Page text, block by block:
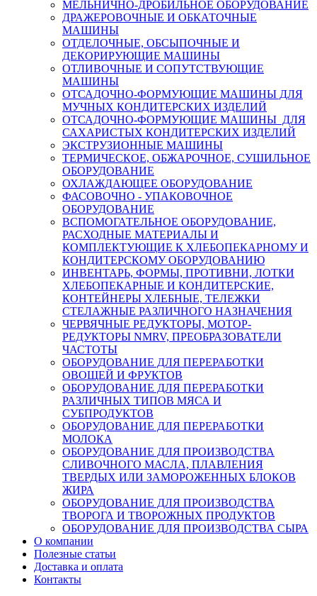
МЕЛЬНИЧНО-ДРОБИЛЬНОЕ ОБОРУДОВАНИЕ
ДРАЖЕРОВОЧНЫЕ И ОБКАТОЧНЫЕ
МАШИНЫ
ОТДЕЛОЧНЫЕ, ОБСЫПОЧНЫЕ И
ДЕКОРИРУЮЩИЕ МАШИНЫ
ОТЛИВОЧНЫЕ И СОПУТСТВУЮЩИЕ
МАШИНЫ
ОТСАДОЧНО-ФОРМУЮЩИЕ МАШИНЫ ДЛЯ
МУЧНЫХ КОНДИТЕРСКИХ ИЗДЕЛИЙ
ОТСАДОЧНО-ФОРМУЮЩИЕ МАШИНЫ ДЛЯ
САХАРИСТЫХ КОНДИТЕРСКИХ ИЗДЕЛИЙ
ЭКСТРУЗИОННЫЕ МАШИНЫ
ТЕРМИЧЕСКОЕ, ОБЖАРОЧНОЕ, СУШИЛЬНОЕ
ОБОРУДОВАНИЕ
ОХЛАЖДАЮЩЕЕ ОБОРУДОВАНИЕ
ФАСОВОЧНО - УПАКОВОЧНОЕ
ОБОРУДОВАНИЕ
ВСПОМОГАТЕЛЬНОЕ ОБОРУДОВАНИЕ,
РАСХОДНЫЕ МАТЕРИАЛЫ И
КОМПЛЕКТУЮЩИЕ К ХЛЕБОПЕКАРНОМУ И
КОНДИТЕРСКОМУ ОБОРУДОВАНИЮ
ИНВЕНТАРЬ, ФОРМЫ, ПРОТИВНИ, ЛОТКИ
ХЛЕБОПЕКАРНЫЕ И КОНДИТЕРСКИЕ,
КОНТЕЙНЕРЫ ХЛЕБНЫЕ, ТЕЛЕЖКИ
СТЕЛАЖНЫЕ РАЗЛИЧНОГО НАЗНАЧЕНИЯ
ЧЕРВЯЧНЫЕ РЕДУКТОРЫ, МОТОР-
РЕДУКТОРЫ NMRV, ПРЕОБРАЗОВАТЕЛИ
ЧАСТОТЫ
ОБОРУДОВАНИЕ ДЛЯ ПЕРЕРАБОТКИ
ОВОЩЕЙ И ФРУКТОВ
ОБОРУДОВАНИЕ ДЛЯ ПЕРЕРАБОТКИ
РАЗЛИЧНЫХ ТИПОВ МЯСА И
СУБПРОДУКТОВ
ОБОРУДОВАНИЕ ДЛЯ ПЕРЕРАБОТКИ
МОЛОКА
ОБОРУДОВАНИЕ ДЛЯ ПРОИЗВОДСТВА
СЛИВОЧНОГО МАСЛА, ПЛАВЛЕНИЯ
ТВЕРДЫХ ИЛИ ЗАМОРОЖЕННЫХ БЛОКОВ
ЖИРА
ОБОРУДОВАНИЕ ДЛЯ ПРОИЗВОДСТВА
ТВОРОГА И ТВОРОЖНЫХ ПРОДУКТОВ
ОБОРУДОВАНИЕ ДЛЯ ПРОИЗВОДСТВА СЫРА
О компании
Полезные статьи
Доставка и оплата
Контакты